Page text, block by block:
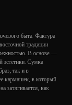
быта. Фактура
традиции
В основе —
эстетики. Сумка
так и в
кармашек, в который
затягивается, как